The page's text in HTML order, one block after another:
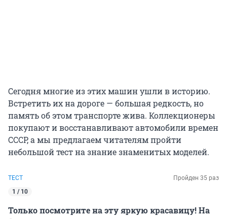
Сегодня многие из этих машин ушли в историю.
Встретить их на дороге — большая редкость, но
память об этом транспорте жива. Коллекционеры
покупают и восстанавливают автомобили времен
СССР, а мы предлагаем читателям пройти
небольшой тест на знание знаменитых моделей.
ТЕСТ
Пройден 35 раз
1 / 10
Только посмотрите на эту яркую красавицу! На